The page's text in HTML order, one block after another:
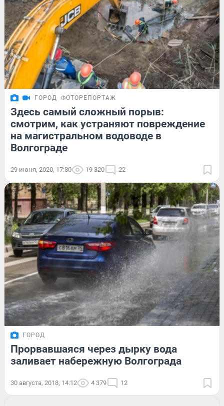
ГОРОД ФОТОРЕПОРТАЖ
Здесь самый сложный порыв:
смотрим, как устраняют повреждение
на магистральном водоводе в
Волгограде
29 июня, 2020, 17:30 19 320 22
ГОРОД
Прорвавшаяся через дырку вода
заливает набережную Волгограда
30 августа, 2018, 14:12 4 379 12